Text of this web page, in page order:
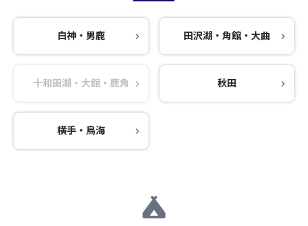
白神・男鹿 田沢湖・角館・大曲
十和田湖・大館・鹿角 秋田
横手・鳥海